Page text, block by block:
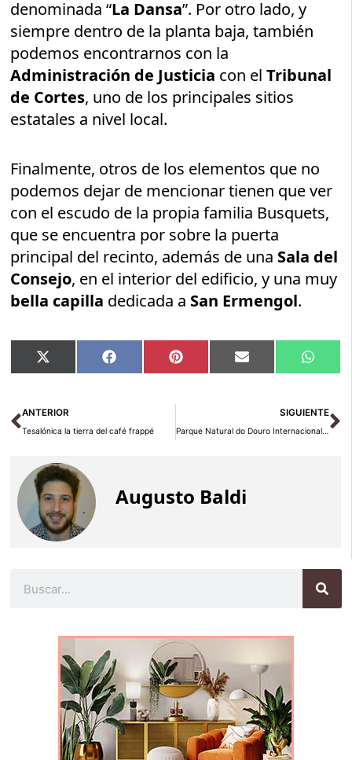
denominada “La Dansa”. Por otro lado, y
siempre dentro de la planta baja, también
podemos encontrarnos con la
Administración de Justicia con elTribunal
de Cortes, uno de los principales sitios
estatales a nivel local.
Finalmente, otros de los elementos que no
podemos dejar de mencionar tienen que ver
con el escudo de la propia familia Busquets,
que se encuentra por sobre la puerta
principal del recinto, además de una Sala del
Consejo, en el interior del edificio, y una muy
bella capilla dedicada a San Ermengol.
Compartir
en
X
(Twitter)
Compartir
en
Facebook Compartir
en
Pinterest Compartir
en
Email
en
Ant
ANTERIOR
Tesalónica la tierra del café frappé
SIGUIENTE
Parque Natural do Douro Internacional, Los Arribes del Duero
Augusto Baldi